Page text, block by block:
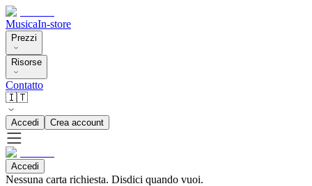
MusicaIn-store
Prezzi
Risorse
Contatto
🇮🇹
Accedi Crea account
Accedi
Nessuna carta richiesta. Disdici quando vuoi.